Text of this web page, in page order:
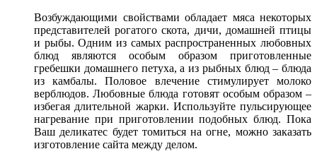
Возбуждающими свойствами обладает мяса некоторых
представителей рогатого скота, дичи, домашней птицы
и рыбы. Одним из самых распространенных любовных
блюд являются особым образом приготовленные
гребешки домашнего петуха, а из рыбных блюд – блюда
из камбалы. Половое влечение стимулирует молоко
верблюдов. Любовные блюда готовят особым образом –
избегая длительной жарки. Используйте пульсирующее
нагревание при приготовлении подобных блюд. Пока
Ваш деликатес будет томиться на огне, можно заказать
изготовление сайта между делом.